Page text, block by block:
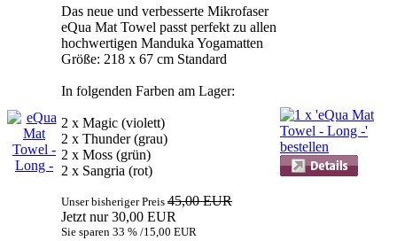
Das neue und verbesserte Mikrofaser
eQua Mat Towel passt perfekt zu allen
hochwertigen Manduka Yogamatten
Größe: 218 x 67 cm Standard
In folgenden Farben am Lager:
2 x Magic (violett)
2 x Thunder (grau)
2 x Moss (grün)
2 x Sangria (rot)
Unser bisheriger Preis 45,00 EUR
Jetzt nur 30,00 EUR
Sie sparen 33 % /15,00 EUR